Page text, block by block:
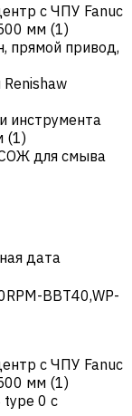
с ЧПУ Fanuc
мм (1)
прямой привод,
инструмента
(1)
для смыва
дата
BBT40,WP-
с ЧПУ Fanuc
мм (1)
type 0 с